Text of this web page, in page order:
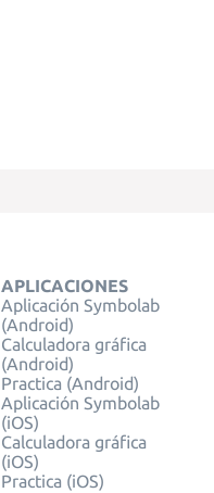
APLICACIONES
Aplicación Symbolab
(Android)
Calculadora gráfica
(Android)
Practica (Android)
Aplicación Symbolab
(iOS)
Calculadora gráfica
(iOS)
Practica (iOS)